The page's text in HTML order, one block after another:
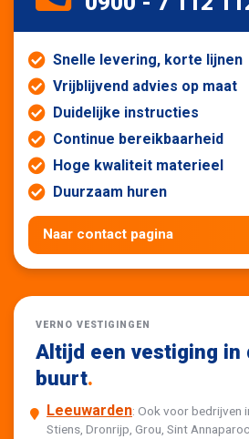
Snelle levering, korte lijnen
Vrijblijvend advies op maat
Duidelijke instructies
Continue bereikbaarheid
Hoge kwaliteit materieel
Duurzaam huren
Naar contact pagina
VERNO VESTIGINGEN
Altijd een vestiging in
buurt.
Leeuwarden: Ook voor bedrijven
Stiens, Dronrijp, Grou, Sint